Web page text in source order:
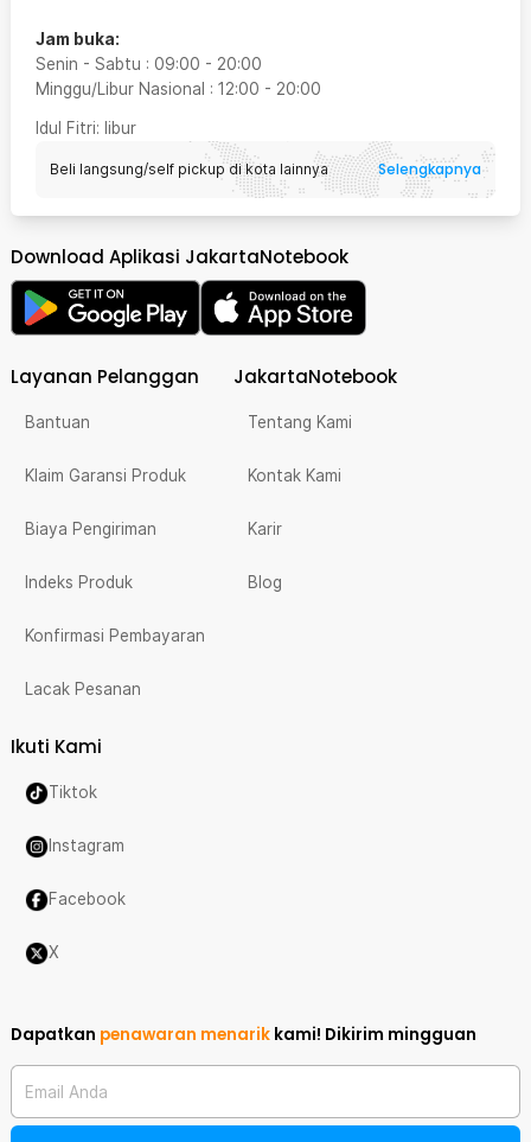
Jam buka:
Senin - Sabtu : 09:00 - 20:00
Minggu/Libur Nasional : 12:00 - 20:00
Idul Fitri: libur
Beli langsung/self pickup di kota lainnya Selengkapnya
Download Aplikasi JakartaNotebook
Layanan Pelanggan
Bantuan
Klaim Garansi Produk
Biaya Pengiriman
Indeks Produk
Konfirmasi Pembayaran
Lacak Pesanan
JakartaNotebook
Tentang Kami
Kontak Kami
Karir
Blog
Ikuti Kami
Tiktok
Instagram
Facebook
X
Dapatkan penawaran menarik kami! Dikirim mingguan
Email Anda